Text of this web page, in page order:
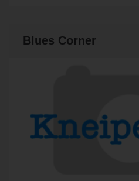
Blues Corner